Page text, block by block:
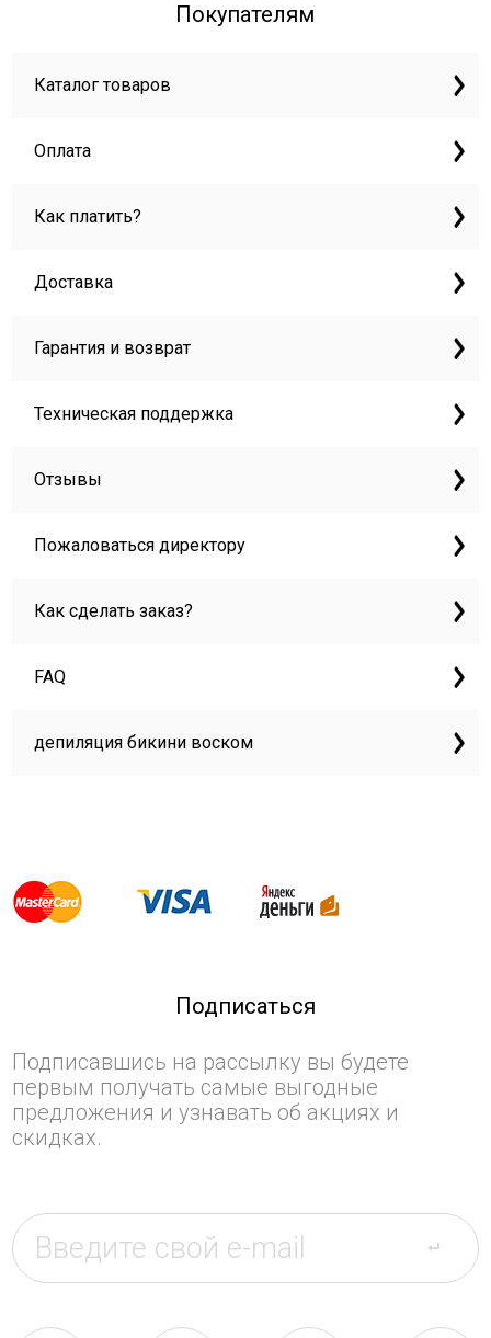
Покупателям
Каталог товаров
Оплата
Как платить?
Доставка
Гарантия и возврат
Техническая поддержка
Отзывы
Пожаловаться директору
Как сделать заказ?
FAQ
депиляция бикини воском
Подписаться
Подписавшись на рассылку вы будете
первым получать самые выгодные
предложения и узнавать об акциях и
скидках.